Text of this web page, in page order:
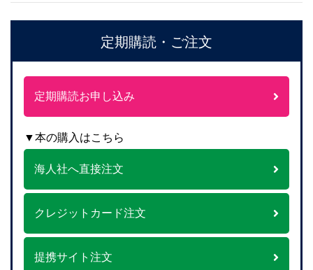
定期購読・ご注文
定期購読お申し込み
▼本の購入はこちら
海人社へ直接注文
クレジットカード注文
提携サイト注文